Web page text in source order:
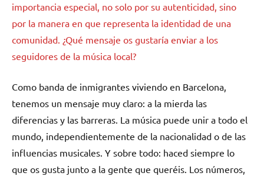
importancia especial, no solo por su autenticidad, sino
por la manera en que representa la identidad de una
comunidad. ¿Qué mensaje os gustaría enviar a los
seguidores de la música local?
Como banda de inmigrantes viviendo en Barcelona,
tenemos un mensaje muy claro: a la mierda las
diferencias y las barreras. La música puede unir a todo el
mundo, independientemente de la nacionalidad o de las
influencias musicales. Y sobre todo: haced siempre lo
que os gusta junto a la gente que queréis. Los números,